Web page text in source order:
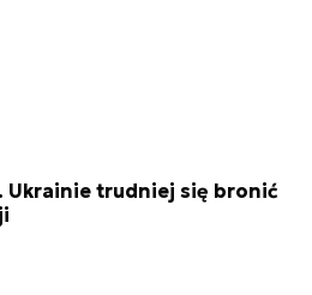
Ukrainie trudniej się bronić